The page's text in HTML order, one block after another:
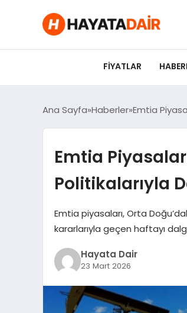
FIYATLAR
Ana Sayfa Haberler Emtia
Emtia
Politikalarıyla
Emtia piyasaları, Orta
kararlarıyla geçen haftayı
Hayata Dair
23 Mart 2026